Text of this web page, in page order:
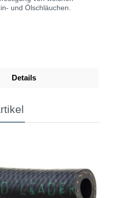
und Ölschläuchen.
Details